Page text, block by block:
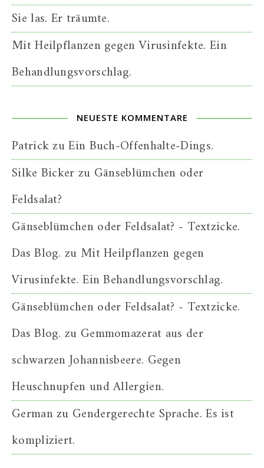
Sie las. Er träumte.
Mit Heilpflanzen gegen Virusinfekte. Ein
Behandlungsvorschlag.
NEUESTE KOMMENTARE
PatrickzuEin Buch-Offenhalte-Dings.
Silke Bickerzu Gänseblümchen oder
Feldsalat?
Gänseblümchen oder Feldsalat? - Textzicke.
Das Blog. zu Mit Heilpflanzen gegen
Virusinfekte. Ein Behandlungsvorschlag.
Gänseblümchen oder Feldsalat? - Textzicke.
Das Blog. zu Gemmomazerat aus der
schwarzen Johannisbeere. Gegen
Heuschnupfen und Allergien.
Germanzu Gendergerechte Sprache. Es ist
kompliziert.